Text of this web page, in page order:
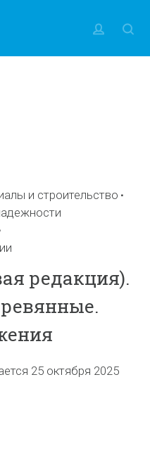
и строительство
редакция).
25 октября 2025